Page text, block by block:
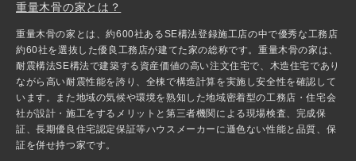
重量木骨の家とは？
重量木骨の家とは、約600社あるSE構法登録施工店の中で優秀な工務店
約60社を選抜した優良工務店が建てた家の総称です。重量木骨の家は、
耐震構法SE構法で建築する資産価値の高い注文住宅で、木造住宅であり
ながら高い耐震性能を誇り、全棟で構造計算を実施し安全性を確認して
います。また地域の気候や環境を熟知した地域密着型の工務店・住宅会
社が設計・施工をするメリットと第三者機関による現場検査、完成保
証、長期優良住宅認定保証等ハウスメーカーに遜色ない性能と品質、保
証を併せ持つ家です。